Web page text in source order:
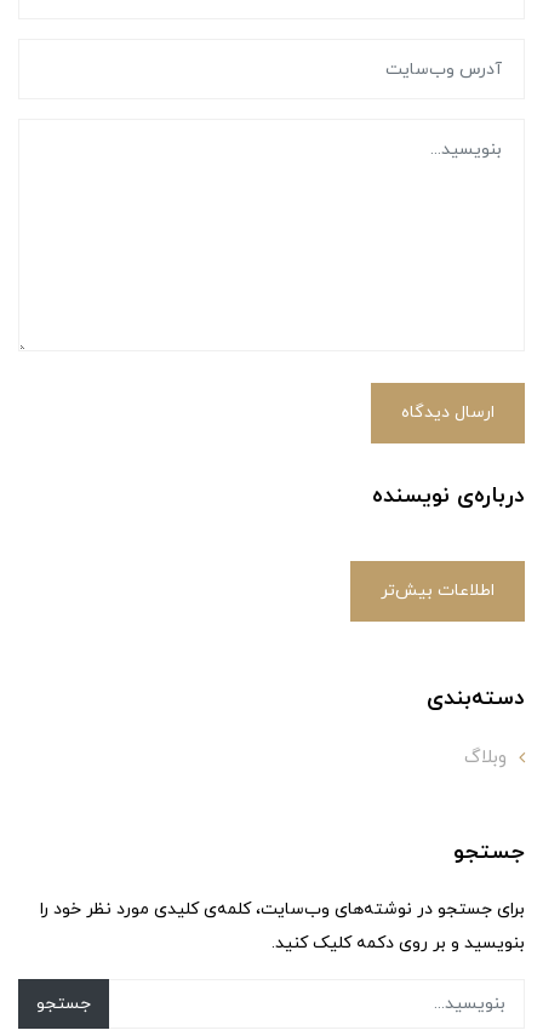
ارسال دیدگاه
درباره‌ی نویسنده
اطلاعات بیش‌تر
دسته‌بندی
وبلاگ
جستجو
برای جستجو در نوشته‌های وب‌سایت، کلمه‌ی کلیدی مورد نظر خود را
بنویسید و بر روی دکمه کلیک کنید.
جستجو